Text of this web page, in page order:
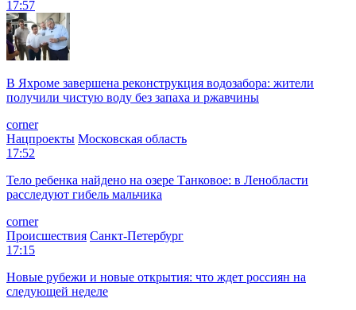
17:57
В Яхроме завершена реконструкция водозабора: жители
получили чистую воду без запаха и ржавчины
corner
Нацпроекты Московская область
17:52
Тело ребенка найдено на озере Танковое: в Ленобласти
расследуют гибель мальчика
corner
Происшествия Санкт-Петербург
17:15
Новые рубежи и новые открытия: что ждет россиян на
следующей неделе